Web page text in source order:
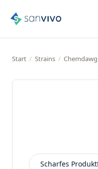
Start / Strains /
Scharfes